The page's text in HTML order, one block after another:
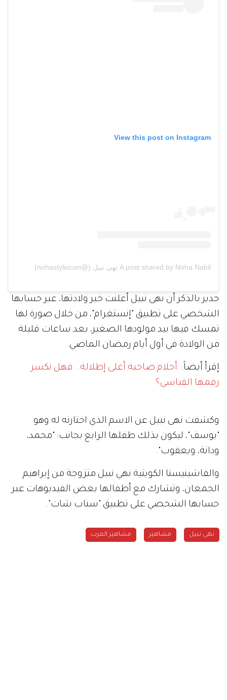
View this post on Instagram
A post shared by Noha Nabil نهى نبيل (@nohastyleicon)
جدير بالذكر أن نهى نبيل أعلنت خبر ولادتها، عبر حسابها
الشخصي على تطبيق "إنستغرام"، من خلال صورة لها
تمسك فيها بيد مولودها الصغير، بعد ساعات قليلة
من الولادة في أول أيام رمضان الماضي.
إقرأ أيضاً: أحلام صاحبة أغلى إطلالة.. فهل تكسر
رقمها القياسي؟
وكشفت نهى نبيل عن الاسم الذي اختارته له وهو
"يوسف"، ليكون بذلك طفلها الرابع بجانب: "محمد،
ودانة، ويعقوب".
والفاشينيستا الكويتية نهي نبيل متزوجة من إبراهيم
الجمعان، وتشارك مع أطفالها بعض الفيديوهات عبر
حسابها الشخصي على تطبيق "سناب شات".
نهى نبيل مشاهير مشاهير العرب